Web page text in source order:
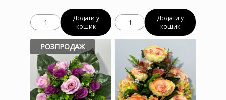
Додати у
кошик
Додати у
кошик
РОЗПРОДАЖ